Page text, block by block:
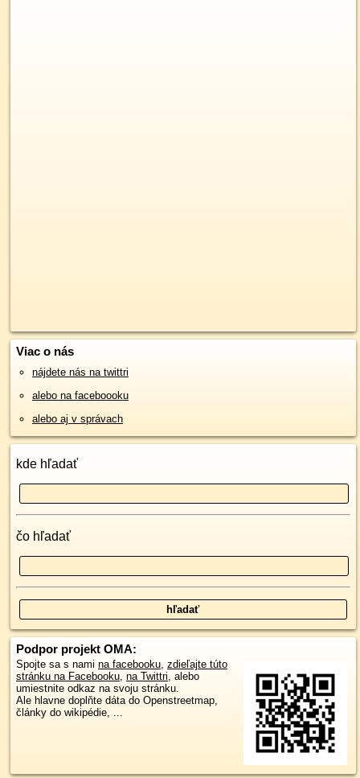
Viac o nás
nájdete nás na twittri
alebo na faceboooku
alebo aj v správach
kde hľadať
čo hľadať
Podpor projekt OMA:
Spojte sa s nami na facebooku, zdieľajte túto
stránku na Facebooku, na Twittri, alebo
umiestnite odkaz na svoju stránku.
Ale hlavne doplňte dáta do Openstreetmap,
články do wikipédie, ...